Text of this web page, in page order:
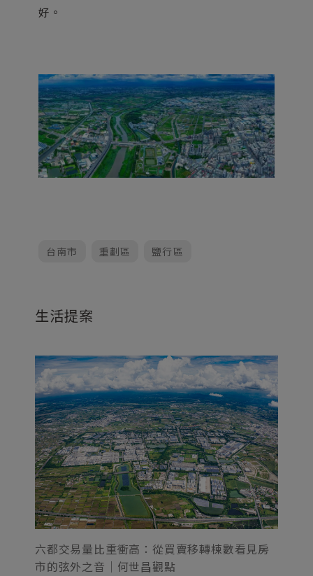
好。
台南市 重劃區 鹽行區
生活提案
六都交易量比重衝高：從買賣移轉棟數看見房
市的弦外之音｜何世昌觀點